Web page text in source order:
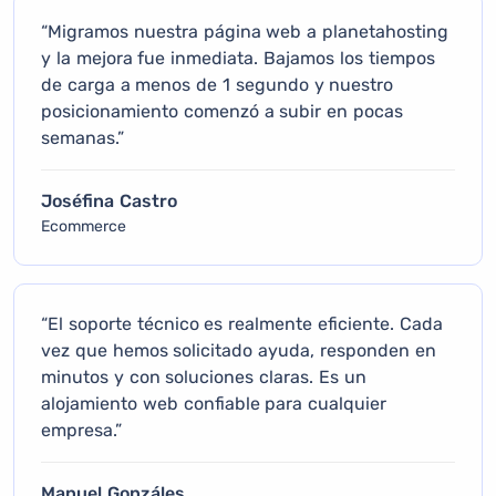
“Migramos nuestra página web a planetahosting
y la mejora fue inmediata. Bajamos los tiempos
de carga a menos de 1 segundo y nuestro
posicionamiento comenzó a subir en pocas
semanas.”
Joséfina Castro
Ecommerce
“El soporte técnico es realmente eficiente. Cada
vez que hemos solicitado ayuda, responden en
minutos y con soluciones claras. Es un
alojamiento web confiable para cualquier
empresa.”